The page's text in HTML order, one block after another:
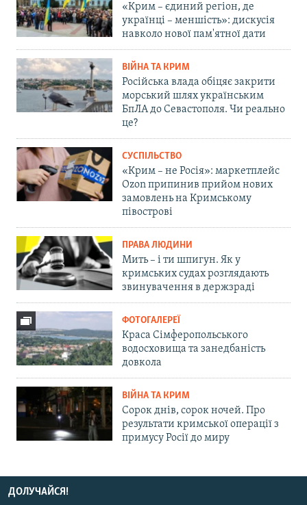
«Крим – єдиний регіон, де
українці – меншість»: дискусія
навколо нової пам'ятної дати
ВІЙНА ТА КРИМ
Російська влада обіцяє закрити
морський шлях українським
БпЛА до Севастополя. Чи реально
це?
СУСПІЛЬСТВО
«Крим – не Росія»: маркетплейс
Ozon припинив прийом нових
замовлень на Кримському
півострові
ПРАВА ЛЮДИНИ
Мить – і ти шпигун. Як у
кримських судах розглядають
звинувачення в держзраді
ФОТОГАЛЕРЕЇ
Краса Сімферопольського
водосховища та занедбаність
довкола
ВІЙНА ТА КРИМ
Сорок днів, сорок ночей. Про
результати кримської операції з
примусу Росії до миру
ДОЛУЧАЙСЯ!